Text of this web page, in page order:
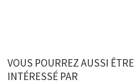
VOUS POURREZ AUSSI ÊTRE
INTÉRESSÉ PAR